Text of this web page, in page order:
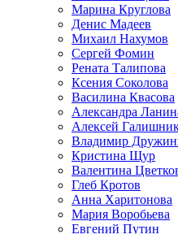
Марина Круглова
Денис Мадеев
Михаил Нахумов
Сергей Фомин
Рената Талипова
Ксения Соколова
Василина Квасова
Александра
Алексей
Владимир
Кристина Щур
Валентина
Глеб Кротов
Анна Харитонова
Мария Воробьева
Евгений Путин